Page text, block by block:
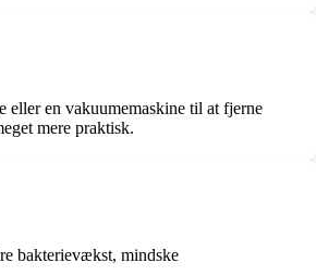
eller en vakuumemaskine til at fjerne
mere praktisk.
bakterievækst, mindske